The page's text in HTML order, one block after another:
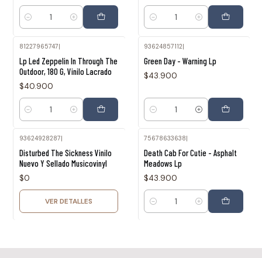
Cantidad Cantidad
81227965747|
Lp Led Zeppelin In Through The
Outdoor, 180 G, Vinilo Lacrado
$40.900
Cantidad
93624857112|
Green Day - Warning Lp
$43.900
Cantidad
93624928287
Disturbed The Sickness Vinilo
Nuevo Y Sellado Musicovinyl
$0
VER DETALLES
75678633638
Death Cab For Cutie - Asphalt
Meadows Lp
$43.900
Cantidad